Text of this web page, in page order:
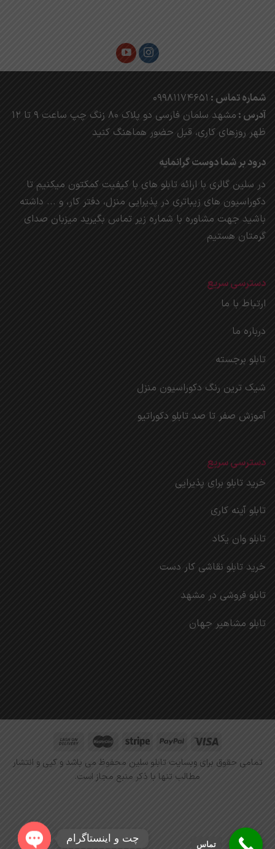
در
شماره تماس : 09981174651
آدرس : مشهد
سلمان فارسی دو پلاک 80 زنگ چپ ساعت 9 تا 12
ظهر روزهای کاری، قبل حضور هماهنگ کنید
درود بر شما دوست گرانمایه
در سلین گالری با ارائه تابلو های با کیفیت کمکتون میکنیم تا
دکوراسیون های زیباتری در پذیرایی منزل، دفتر کار، و ... داشته
باشید جهت مشاوره با شماره زیر تماس بگیرید میزبان صدای
گرمتان هستیم
دسترسی سریع
ارتباط با ما
درباره ما
تابلو برجسته
شیک ترین رنگ دکوراسیون منزل
آموزش صفر تا صد تابلو دکوراتیو
دسترسی سریع
خرید تابلو برای پذیرایی
تابلو آینه کاری
تابلو وان یکاد
خرید تابلو نقاشی کار دست
تابلو فروشی در مشهد
تابلو مشاهیر جهان
تمامی حقوق برای وبسایت تابلو سلین محفوظ می باشد و کپی و انتشار
مطالب تنها با ذکر منبع مجاز است.
تماس
چت و اینستاگرام